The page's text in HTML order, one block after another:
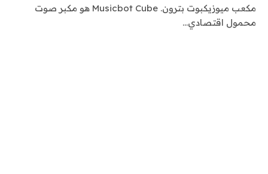
مكعب ميوزيكبوت بترون. Musicbot Cube هو مكبر صوت
محمول اقتصادي…